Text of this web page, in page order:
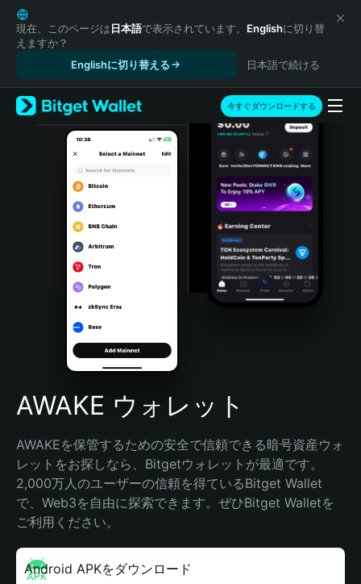
English
日本語
Tiếng Việt
Español (Latinoamérica)
Türkçe
Italiano
Português (Portugal)
Bahasa Indonesia
Português (Brasil)
Español (Argentina)
現在、このページは日本語で表示されています。 Englishに切り替
えますか？
Englishに切り替える
日本語で続ける
今すぐダウンロードする
AWAKE ウォレット
AWAKEを保管するための安全で信頼できる暗号資産ウォ
レットをお探しなら、Bitgetウォレットが最適です。
2,000万人のユーザーの信頼を得ているBitget Wallet
で、Web3を自由に探索できます。ぜひBitget Walletを
ご利用ください。
Android APKをダウンロード